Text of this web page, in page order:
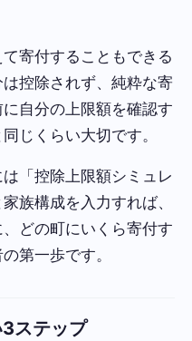
寄付することもできる
控除されず、純粋な寄
自分の上限額を確認す
じくらい大切です。
「控除上限額シミュレ
族構成を入力すれば、
どの町にいくら寄付す
第一歩です。
ステップ